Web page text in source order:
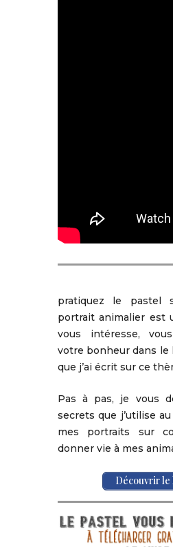
pratiquez le pastel
portrait animalier est
vous intéresse,
votre bonheur dans le
que j’ai écrit sur ce
Pas à pas, je vous
secrets que j’utilise
mes portraits sur
donner vie à mes
Découvrir le